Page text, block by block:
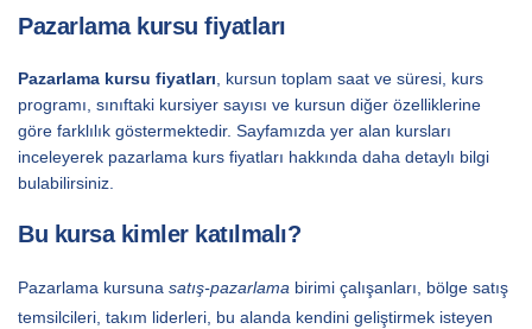
Pazarlama kursu fiyatları
Pazarlama kursu fiyatları , kursun toplam saat ve süresi, kurs
programı, sınıftaki kursiyer sayısı ve kursun diğer özelliklerine
göre farklılık göstermektedir. Sayfamızda yer alan kursları
inceleyerek pazarlama kurs fiyatları hakkında daha detaylı bilgi
bulabilirsiniz.
Bu kursa kimler katılmalı?
Pazarlama kursuna satış-pazarlama birimi çalışanları, bölge satış
temsilcileri, takım liderleri, bu alanda kendini geliştirmek isteyen